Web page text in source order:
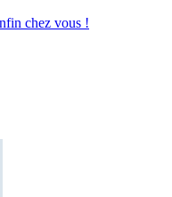
chez vous !